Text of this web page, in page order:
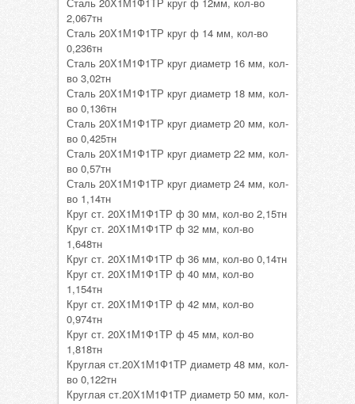
2,067тн
Сталь 20Х1М1Ф1ТР круг ф 14 мм, кол-во
0,236тн
Сталь 20Х1М1Ф1ТР круг диаметр 16 мм, кол-
во 3,02тн
Сталь 20Х1М1Ф1ТР круг диаметр 18 мм, кол-
во 0,136тн
Сталь 20Х1М1Ф1ТР круг диаметр 20 мм, кол-
во 0,425тн
Сталь 20Х1М1Ф1ТР круг диаметр 22 мм, кол-
во 0,57тн
Сталь 20Х1М1Ф1ТР круг диаметр 24 мм, кол-
во 1,14тн
Круг ст. 20Х1М1Ф1ТР ф 30 мм, кол-во 2,15тн
Круг ст. 20Х1М1Ф1ТР ф 32 мм, кол-во
1,648тн
Круг ст. 20Х1М1Ф1ТР ф 36 мм, кол-во 0,14тн
Круг ст. 20Х1М1Ф1ТР ф 40 мм, кол-во
1,154тн
Круг ст. 20Х1М1Ф1ТР ф 42 мм, кол-во
0,974тн
Круг ст. 20Х1М1Ф1ТР ф 45 мм, кол-во
1,818тн
Круглая ст.20Х1М1Ф1ТР диаметр 48 мм, кол-
во 0,122тн
Круглая ст.20Х1М1Ф1ТР диаметр 50 мм, кол-